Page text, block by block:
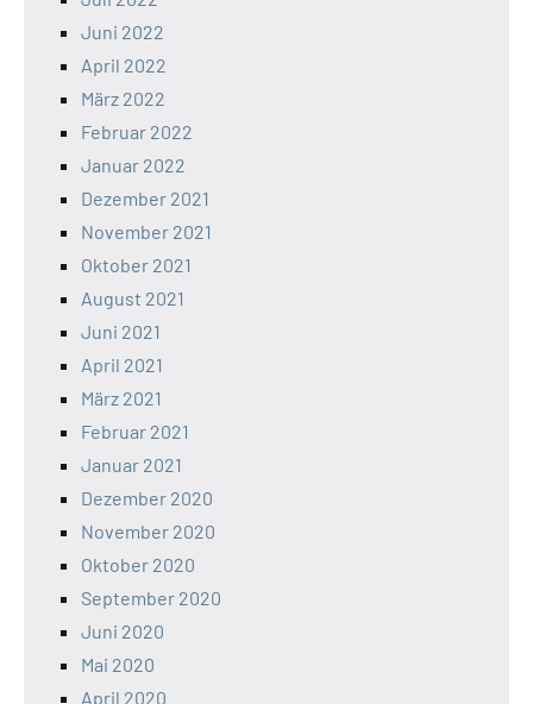
Juni 2022
April 2022
März 2022
Februar 2022
Januar 2022
Dezember 2021
November 2021
Oktober 2021
August 2021
Juni 2021
April 2021
März 2021
Februar 2021
Januar 2021
Dezember 2020
November 2020
Oktober 2020
September 2020
Juni 2020
Mai 2020
April 2020